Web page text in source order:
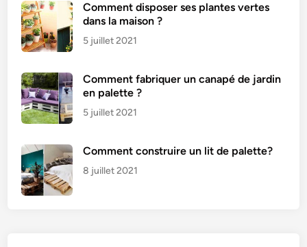
Comment disposer ses plantes vertes
dans la maison ?
5 juillet 2021
Comment fabriquer un canapé de jardin
en palette ?
5 juillet 2021
Comment construire un lit de palette?
8 juillet 2021